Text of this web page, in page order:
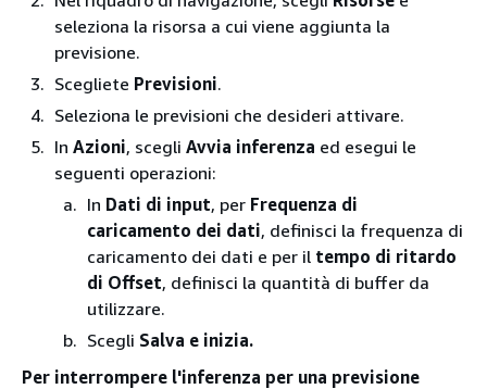
seleziona la risorsa a cui viene aggiunta la
previsione.
Scegliete Previsioni.
Seleziona le previsioni che desideri attivare.
In Azioni, scegli Avvia inferenza ed esegui le
seguenti operazioni:
In Dati di input, per Frequenza di
caricamento dei dati, definisci la frequenza di
caricamento dei dati e per il tempo di ritardo
di Offset, definisci la quantità di buffer da
utilizzare.
Scegli Salva e inizia.
Per interrompere l'inferenza per una previsione